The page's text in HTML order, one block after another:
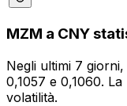
MZM a CNY
Negli ultimi 7
0,1057 e 0,1060.
volatilità.